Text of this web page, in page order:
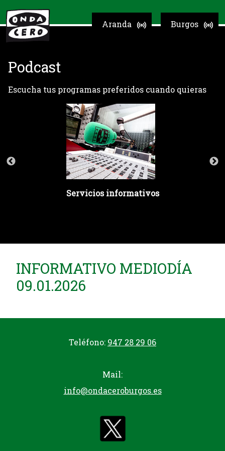
Burgos
Aranda
Podcast
Escucha tus programas preferidos cuando quieras
Servicios informativos
INFORMATIVO MEDIODÍA
09.01.2026
Teléfono: 947 28 29 06
Mail:
info@ondaceroburgos.es